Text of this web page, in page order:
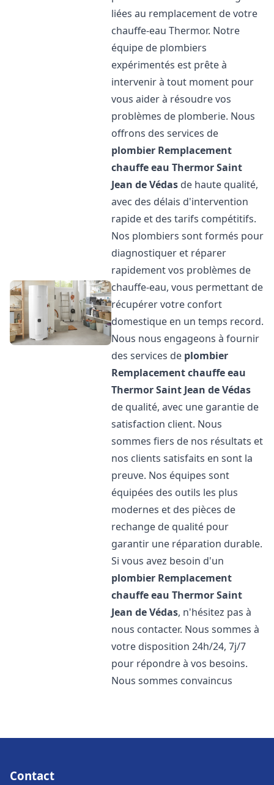
liées au remplacement de votre
chauffe-eau Thermor. Notre
équipe de plombiers
expérimentés est prête à
intervenir à tout moment pour
vous aider à résoudre vos
problèmes de plomberie. Nous
offrons des services de
plombier Remplacement
chauffe eau ThermorSaint
Jean de Védas de haute qualité,
avec des délais d'intervention
rapide et des tarifs compétitifs.
Nos plombiers sont formés pour
diagnostiquer et réparer
rapidement vos problèmes de
chauffe-eau, vous permettant de
récupérer votre confort
domestique en un temps record.
Nous nous engageons à fournir
des services de plombier
Remplacement chauffe eau
ThermorSaint Jean de Védas
de qualité, avec une garantie de
satisfaction client. Nous
sommes fiers de nos résultats et
nos clients satisfaits en sont la
preuve. Nos équipes sont
équipées des outils les plus
modernes et des pièces de
rechange de qualité pour
garantir une réparation durable.
Si vous avez besoin d'un
plombier Remplacement
chauffe eau ThermorSaint
Jean de Védas, n'hésitez pas à
nous contacter. Nous sommes à
votre disposition 24h/24, 7j/7
pour répondre à vos besoins.
Nous sommes convaincus
Contact